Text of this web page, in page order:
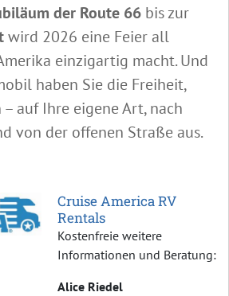
der Route 66 bis zur
wird 2026 eine Feier all
einzigartig macht. Und
haben Sie die Freiheit,
auf Ihre eigene Art, nach
von der offenen Straße aus.
Cruise America RV
Rentals
Kostenfreie weitere
Informationen und Beratung:
Alice Riedel